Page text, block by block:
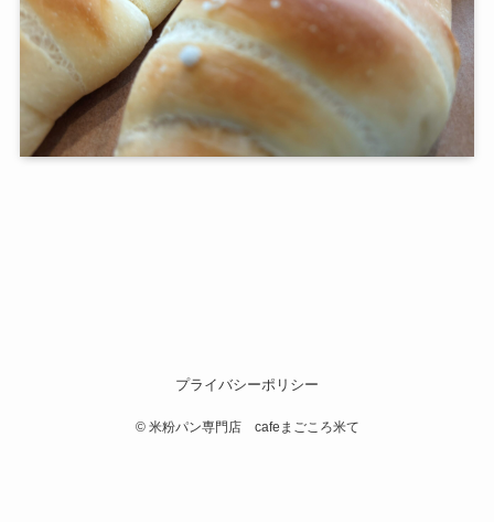
プライバシーポリシー
©米粉パン専門店 cafeまごころ米て